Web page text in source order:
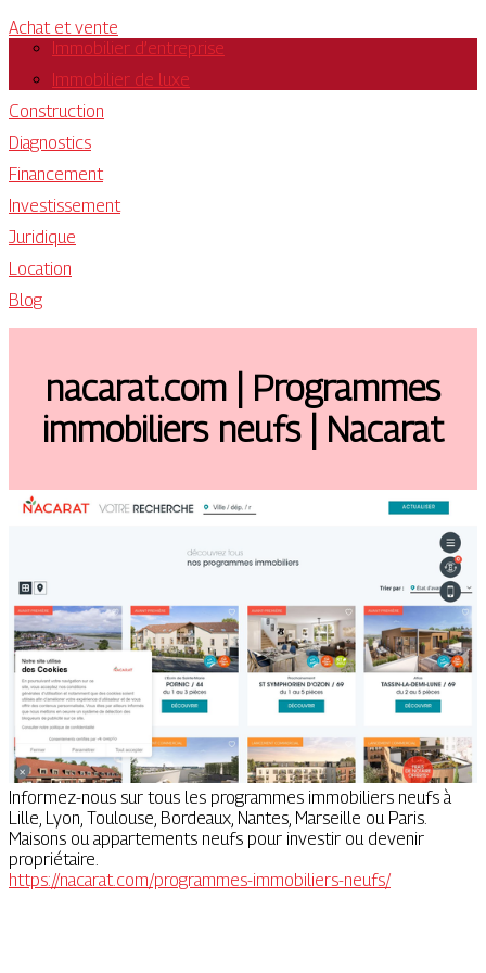
Achat et vente
Immobilier d’entreprise
Immobilier de luxe
Construction
Diagnostics
Financement
Investissement
Juridique
Location
Blog
nacarat.com | Programmes
immobiliers neufs | Nacarat
Informez-nous sur tous les programmes immobiliers neufs à
Lille, Lyon, Toulouse, Bordeaux, Nantes, Marseille ou Paris.
Maisons ou appartements neufs pour investir ou devenir
propriétaire.
https://nacarat.com/programmes-immobiliers-neufs/